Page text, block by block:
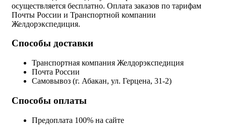
осуществляется бесплатно. Оплата заказов по тарифам
Почты России и Транспортной компании
Желдорэкспедиция.
Способы доставки
Транспортная компания Желдорэкспедиция
Почта России
Самовывоз (г. Абакан, ул. Герцена, 31-2)
Способы оплаты
Предоплата 100% на сайте